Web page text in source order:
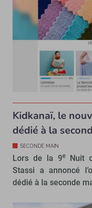
Kidkanaï, le
dédié à la
SECONDE MAIN
Lors de la 9e
Nuit
Stassi a annoncé
dédié à la seconde